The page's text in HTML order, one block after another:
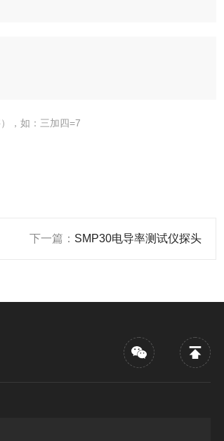
，如：三加四=7
下一篇： SMP30电导率测试仪探头